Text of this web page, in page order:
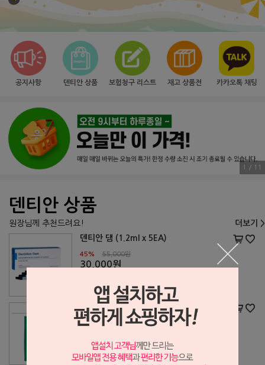
공지사항 덴티안 상품 보험청구 리스트 재고 상품전 카카오톡 채팅
1 / 11
덴티안 상품
원장님께 추천드려요!
더보기 >
덴티안 댐 (1.2ml x 5EA)
45% 55,000원
30,000원
덴티안 대공포 V자형 (70cm x 1m)
5% 15,000원